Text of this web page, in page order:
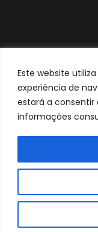
Este website
experiência de
estará a consentir
informações